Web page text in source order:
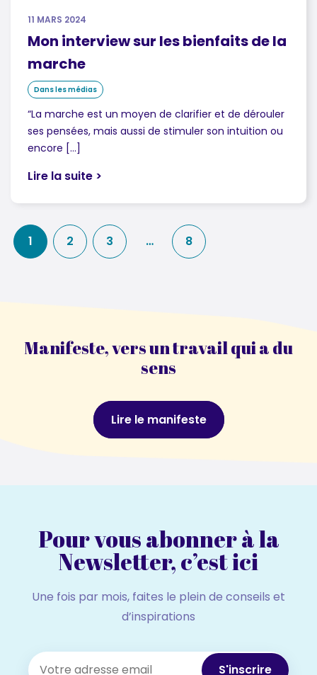
11 MARS 2024
Mon interview sur les bienfaits de la
marche
Dans les médias
“La marche est un moyen de clarifier et de dérouler
ses pensées, mais aussi de stimuler son intuition ou
encore […]
Lire la suite >
1 2 3 … 8
Manifeste, vers un travail qui a du
sens
Lire le manifeste
Pour vous abonner à la
Newsletter, c’est ici
Une fois par mois, faites le plein de conseils et
d’inspirations